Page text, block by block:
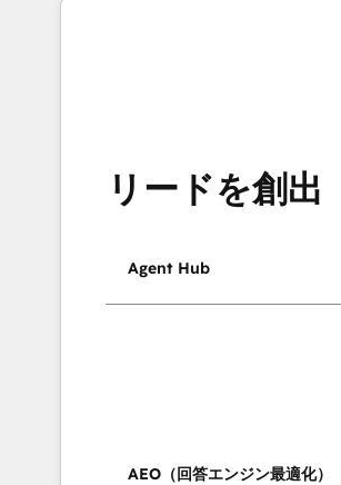
リードを創出
Agent Hub
AEO（回答エンジン最適化）